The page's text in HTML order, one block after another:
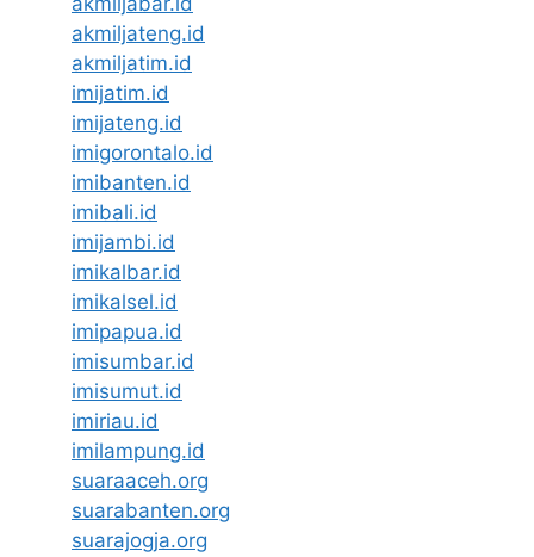
akmiljateng.id
akmiljatim.id
imijatim.id
imijateng.id
imigorontalo.id
imibanten.id
imibali.id
imijambi.id
imikalbar.id
imikalsel.id
imipapua.id
imisumbar.id
imisumut.id
imiriau.id
imilampung.id
suaraaceh.org
suarabanten.org
suarajogja.org